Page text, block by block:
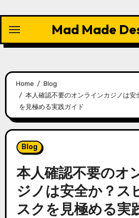
content
Mad Made
Home
Blog
本人確認不要のオンラインカジノは安
を見極める実践ガイド
Blog
本人確認不要のオ
ジノは安全か？ス
スクを見極める実